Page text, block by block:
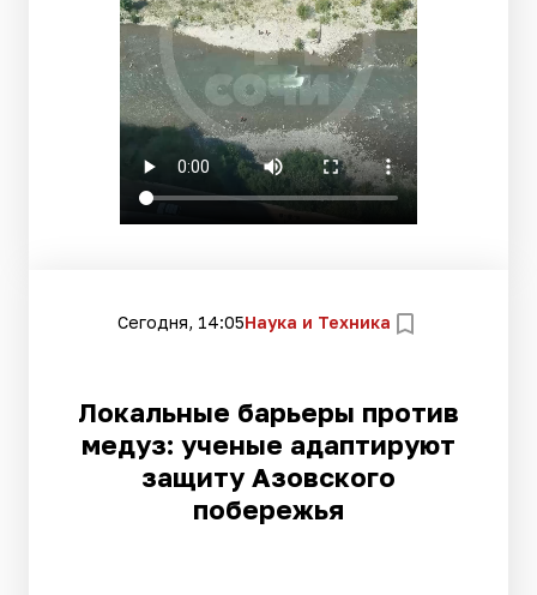
Сегодня, 14:05Наука и Техника
Локальные барьеры против
медуз: ученые адаптируют
защиту Азовского
побережья